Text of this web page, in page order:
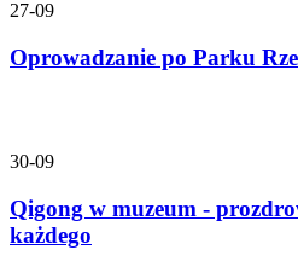
27-09
Oprowadzanie po Parku
30-09
Qigong w muzeum -
każdego